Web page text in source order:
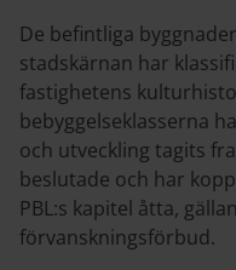
De befintliga
stadskärnan har
fastighetens
bebyggelseklasserna
och utveckling tagits
beslutade och har
PBL:s kapitel åtta,
förvanskningsförbud.